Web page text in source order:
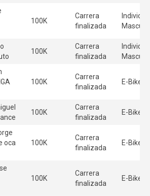
100K
Carrera
finalizada
100K
Carrera
finalizada
100K
Carrera
finalizada
E-Bike
100K
Carrera
finalizada
E-Bike
oca
100K
Carrera
finalizada
E-Bike
100K
Carrera
finalizada
E-Bike